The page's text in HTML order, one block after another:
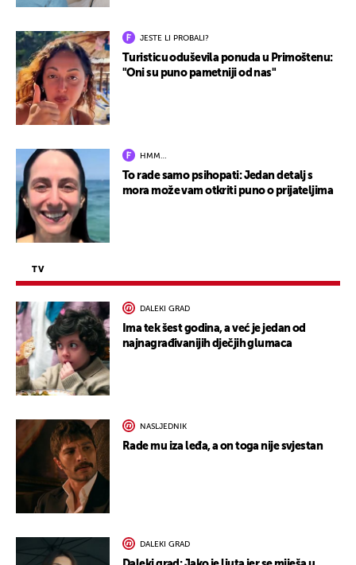
JESTE LI PROBALI?
Turisticu oduševila ponuda u Primoštenu:
"Oni su puno pametniji od nas"
HMM…
To rade samo psihopati: Jedan detalj s
mora može vam otkriti puno o prijateljima
TV
DALEKI GRAD
Ima tek šest godina, a već je jedan od
najnagrađivanijih dječjih glumaca
NASLJEDNIK
Rade mu iza leđa, a on toga nije svjestan
DALEKI GRAD